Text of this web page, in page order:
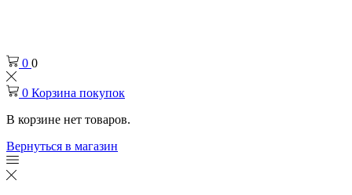
0 0
0 Корзина покупок
В корзине нет товаров.
Вернуться в магазин